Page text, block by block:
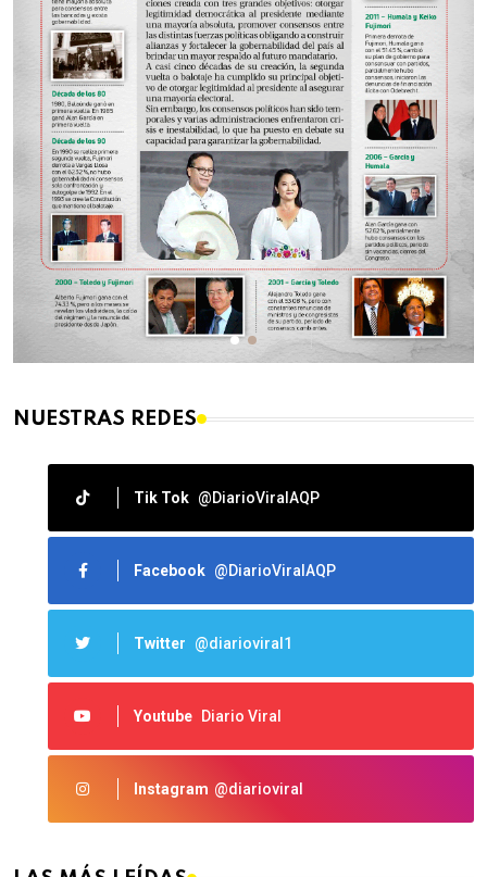
NUESTRAS REDES
Tik Tok @DiarioViralAQP
Facebook @DiarioViralAQP
Twitter @diarioviral1
Youtube Diario Viral
Instagram @diarioviral